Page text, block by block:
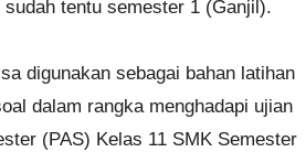
tentu semester 1 (Ganjil).
digunakan sebagai bahan latihan
dalam rangka menghadapi ujian
(PAS) Kelas 11 SMK Semester